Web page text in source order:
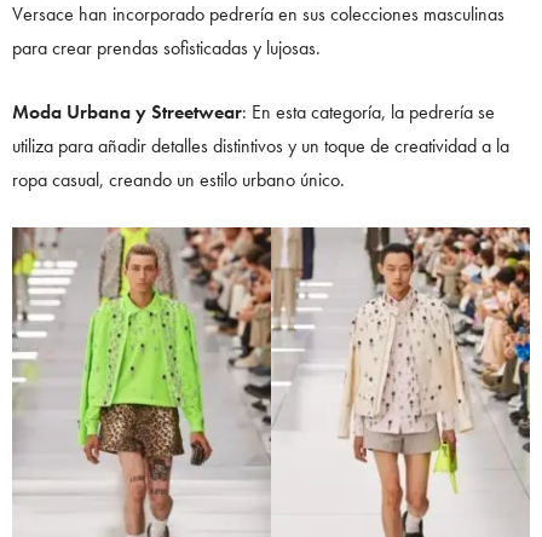
Versace han incorporado pedrería en sus colecciones masculinas
para crear prendas sofisticadas y lujosas.
Moda Urbana y Streetwear: En esta categoría, la pedrería se
utiliza para añadir detalles distintivos y un toque de creatividad a la
ropa casual, creando un estilo urbano único.